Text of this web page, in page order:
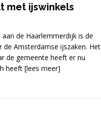
probleem voor Nederland
met ijswinkels
de Haarlemmerdijk is de
Amsterdamse ijszaken. Het
de gemeente heeft er nu
heeft [lees meer]